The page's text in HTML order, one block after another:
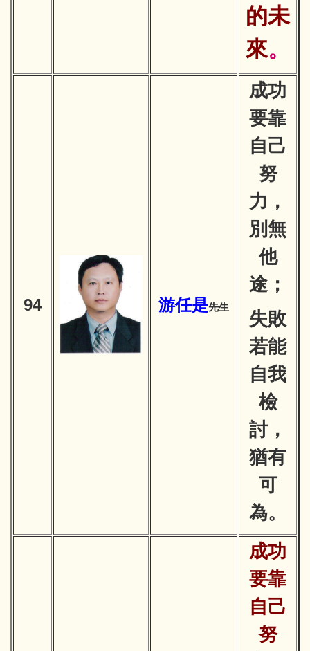
的未
來。
94 游任是先生
成功
要靠
自己
努
力，
別無
他
途；
失敗
若能
自我
檢
討，
猶有
可
為。
成功
要靠
自己
努